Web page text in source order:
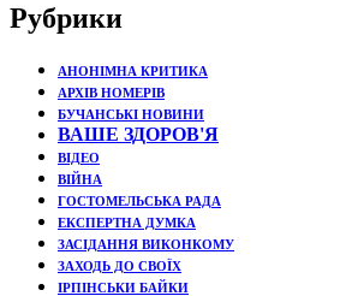
Рубрики
АНОНІМНА КРИТИКА
АРХІВ НОМЕРІВ
БУЧАНСЬКІ НОВИНИ
ВАШЕ ЗДОРОВ'Я
ВІДЕО
ВІЙНА
ГОСТОМЕЛЬСЬКА РАДА
ЕКСПЕРТНА ДУМКА
ЗАСІДАННЯ ВИКОНКОМУ
ЗАХОДЬ ДО СВОЇХ
ІРПІНСЬКИ БАЙКИ